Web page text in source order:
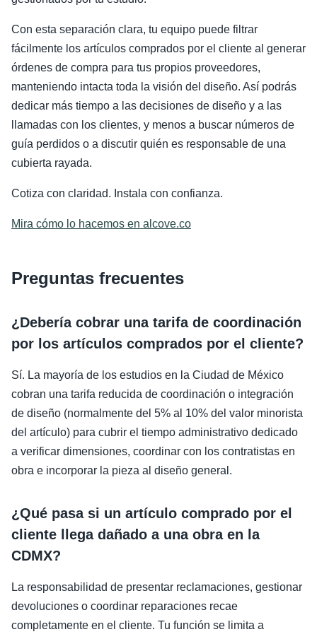
Con esta separación clara, tu equipo puede filtrar
fácilmente los artículos comprados por el cliente al generar
órdenes de compra para tus propios proveedores,
manteniendo intacta toda la visión del diseño. Así podrás
dedicar más tiempo a las decisiones de diseño y a las
llamadas con los clientes, y menos a buscar números de
guía perdidos o a discutir quién es responsable de una
cubierta rayada.
Cotiza con claridad. Instala con confianza.
Mira cómo lo hacemos en alcove.co
Preguntas frecuentes
¿Debería cobrar una tarifa de coordinación
por los artículos comprados por el cliente?
Sí. La mayoría de los estudios en la Ciudad de México
cobran una tarifa reducida de coordinación o integración
de diseño (normalmente del 5% al 10% del valor minorista
del artículo) para cubrir el tiempo administrativo dedicado
a verificar dimensiones, coordinar con los contratistas en
obra e incorporar la pieza al diseño general.
¿Qué pasa si un artículo comprado por el
cliente llega dañado a una obra en la
CDMX?
La responsabilidad de presentar reclamaciones, gestionar
devoluciones o coordinar reparaciones recae
completamente en el cliente. Tu función se limita a